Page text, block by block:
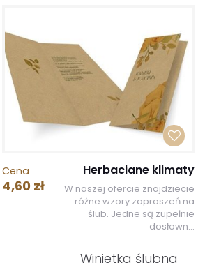
Cena
4,60 zł
Herbaciane klimaty
W naszej ofercie znajdziecie
różne wzory zaproszeń na
ślub. Jedne są zupełnie
dosłown...
Winietka ślubna